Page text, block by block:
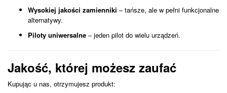
Wysokiej jakości zamienniki – tańsze, ale w pełni funkcjonalne
alternatywy.
Piloty uniwersalne – jeden pilot do wielu urządzeń.
Jakość, której możesz zaufać
Kupując u nas, otrzymujesz produkt: